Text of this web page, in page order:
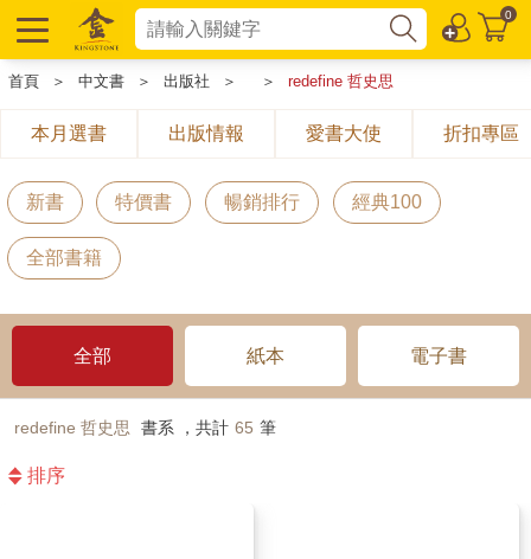
0
首頁 ＞ 中文書 ＞ 出版社 ＞ ＞ redefine 哲史思
本月選書 出版情報 愛書大使 折扣專區
新書 特價書 暢銷排行 經典100
全部書籍
全部 紙本 電子書
redefine 哲史思 書系 ，共計 65 筆
排序